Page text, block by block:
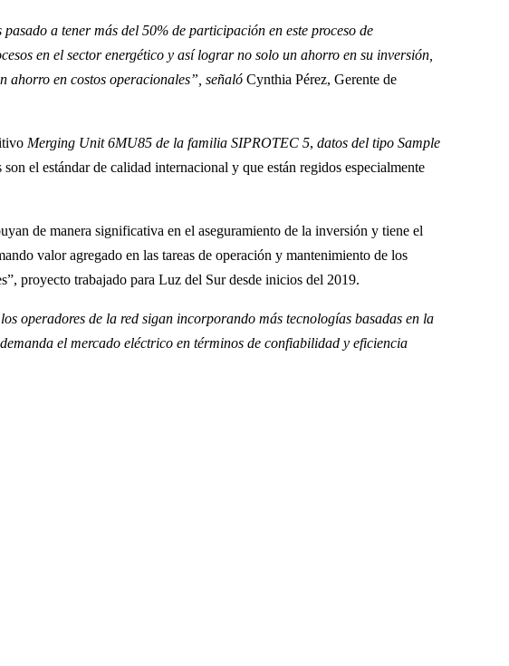
a tener más del 50% de participación en este proceso de
en el sector energético y así lograr no solo un ahorro en su inversión,
ahorro en costos operacionales”, señaló Cynthia Pérez, Gerente de
Merging Unit 6MU85 de la familia SIPROTEC 5, datos del tipo Sample
el estándar de calidad internacional y que están regidos especialmente
de manera significativa en el aseguramiento de la inversión y tiene el
valor agregado en las tareas de operación y mantenimiento de los
proyecto trabajado para Luz del Sur desde inicios del 2019.
operadores de la red sigan incorporando más tecnologías basadas en la
el mercado eléctrico en términos de confiabilidad y eficiencia